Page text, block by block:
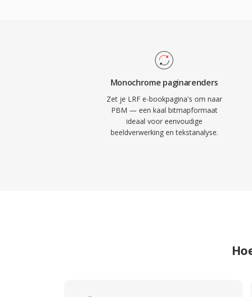
Monochrome paginarenders
Zet je LRF e-bookpagina's om naar
PBM — een kaal bitmapformaat
ideaal voor eenvoudige
beeldverwerking en tekstanalyse.